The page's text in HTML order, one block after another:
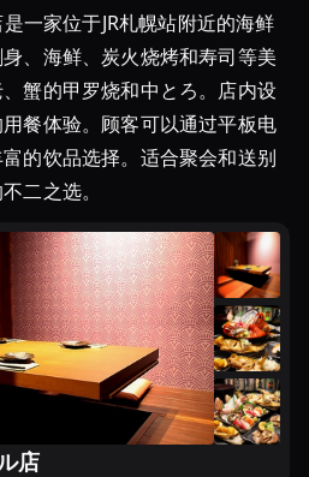
一家位于JR札幌站附近的海鲜
、海鲜、炭火烧烤和寿司等美
蟹的甲罗烧和中とろ。店内设
餐体验。顾客可以通过平板电
的饮品选择。适合聚会和送别
二之选。
店